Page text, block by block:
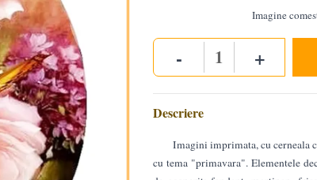
Imagine
- Quantity
+
Descriere
Imagini imprimata, cu cerneala
cu tema "primavara". Elementele